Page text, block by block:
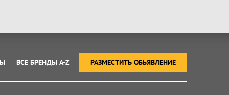
РАЗМЕСТИТЬ ОБЬЯВЛЕНИЕ
ВСЕ БРЕНДЫ A-Z